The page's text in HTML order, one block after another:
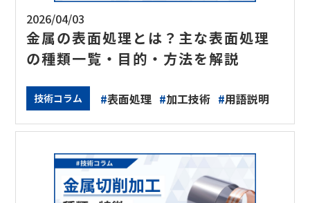
2026/04/03
金属の表面処理とは？主な表面処理
の種類一覧・目的・方法を解説
技術コラム #表面処理 #加工技術 #用語説明